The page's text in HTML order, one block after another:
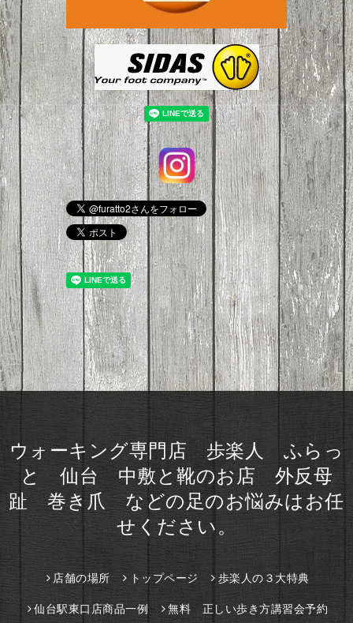
ウォーキング専門店 歩楽人 ふらっ
と 仙台 中敷と靴のお店 外反母
趾 巻き爪 などの足のお悩みはお任
せください。
店舗の場所 トップページ 歩楽人の３大特典
仙台駅東口店商品一例 無料 正しい歩き方講習会予約